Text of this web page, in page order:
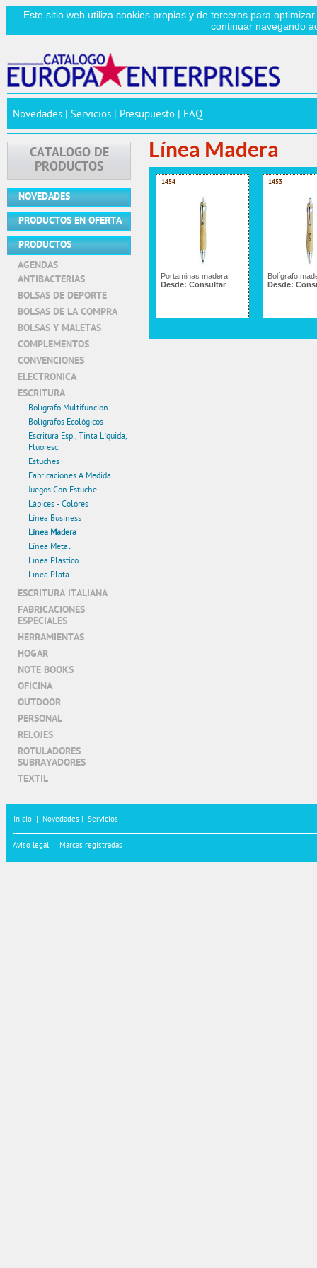
Este sitio web utiliza cookies propias y de terceros para
continuar navegando
Novedades Servicios Presupuesto FAQ
Línea Madera
1454
Portaminas madera
Desde: Consultar
1453
Bolígrafo
Desde:
CATALOGO DE
PRODUCTOS
NOVEDADES
PRODUCTOS EN OFERTA
PRODUCTOS
AGENDAS
ANTIBACTERIAS
BOLSAS DE DEPORTE
BOLSAS DE LA COMPRA
BOLSAS Y MALETAS
COMPLEMENTOS
CONVENCIONES
ELECTRONICA
ESCRITURA
Bolígrafo Multifunción
Bolígrafos Ecológicos
Escritura Esp., Tinta Líquida,
Fluoresc.
Estuches
Fabricaciones A Medida
Juegos Con Estuche
Lápices - Colores
Línea Business
Línea Madera
Línea Metal
Línea Plástico
Línea Plata
ESCRITURA ITALIANA
FABRICACIONES
ESPECIALES
HERRAMIENTAS
HOGAR
NOTE BOOKS
OFICINA
OUTDOOR
PERSONAL
RELOJES
ROTULADORES
SUBRAYADORES
TEXTIL
Inicio | Novedades | Servicios
Aviso legal | Marcas registradas